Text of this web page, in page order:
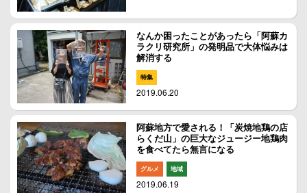
なんか困ったことがあったら「阿蘇カ
ラクリ研究所」の発明品で大体悩みは
解消する
特集
2019.06.20
阿蘇地方で愛される！「炭焼地鶏の店
らくだ山」の巨大なジュージー地鶏肉
を食べてたら無言になる
グルメ 地域
2019.06.19